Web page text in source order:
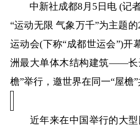
中新社成都8月5日电 (记
“运动无限 气象万千”为主题
运动会(下称“成都世运会”)开
洲最大单体木结构建筑——长
檐”举行，邀世界在同一“屋檐”
近年来在中国举行的大型